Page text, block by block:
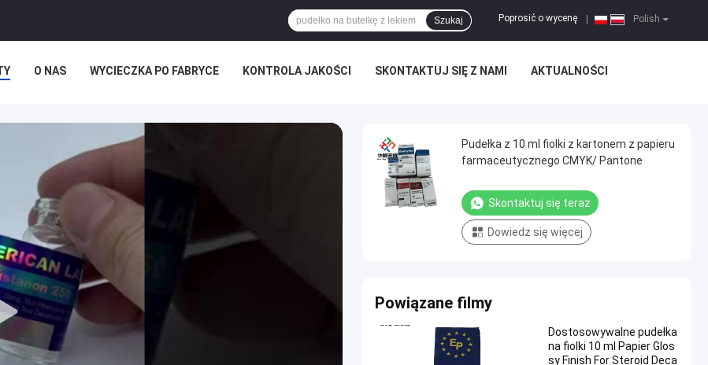
Polish
Poprosić o wycenę
Szukaj
O NAS WYCIECZKA PO FABRYCE KONTROLA JAKOŚCI SKONTAKTUJ SIĘ Z NAMI AKTUALNOŚCI
Pudełka z 10 ml fiolki z kartonem z papieru
farmaceutycznego CMYK/ Pantone
Skontaktuj się teraz
Dowiedz się więcej
Powiązane filmy
Dostosowywalne pudełka
na fiolki 10 ml Papier Glos
sy Finish For Steroid Deca